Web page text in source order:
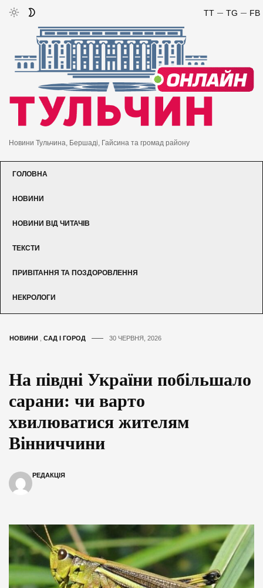
FB
TG
TT
Новини Тульчина, Бершаді, Гайсина та громад району
ГОЛОВНА
НОВИНИ
НОВИНИ ВІД ЧИТАЧІВ
ТЕКСТИ
ПРИВІТАННЯ ТА ПОЗДОРОВЛЕННЯ
НЕКРОЛОГИ
НОВИНИ САД І ГОРОД 30 ЧЕРВНЯ, 2026
На півдні України побільшало
сарани: чи варто
хвилюватися жителям
Вінниччини
РЕДАКЦІЯ